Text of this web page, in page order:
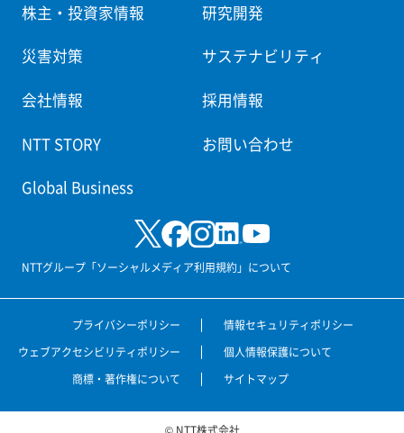
株主・投資家情報 研究開発
災害対策 サステナビリティ
会社情報 採用情報
NTT STORY お問い合わせ
Global Business
NTTグループ「ソーシャルメディア利用規約」について
プライバシーポリシー
情報セキュリティポリシー
ウェブアクセシビリティポリシー
個人情報保護について
商標・著作権について
サイトマップ
© NTT株式会社